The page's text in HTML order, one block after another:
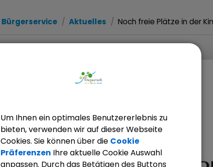
Bürgerservice Aktuelles Noch freie Plätze in der
Um Ihnen ein optimales Benutzererlebnis zu
bieten, verwenden wir auf dieser Webseite
Cookies. Sie können über die Cookie
Präferenzen Ihre aktuelle Cookie Auswahl
anpassen. Durch das Betätigen des Buttons